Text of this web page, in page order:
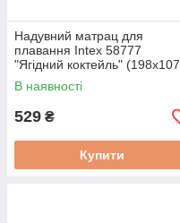
Надувний матрац для
плавання Intex 58777
"Ягідний коктейль" (198х107
см)
В наявності
529 ₴
Купити